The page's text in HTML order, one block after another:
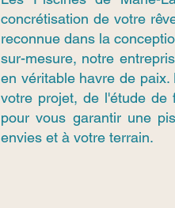
concrétisation de votre
reconnue dans la
sur-mesure, notre
en véritable havre de
votre projet, de l'étude de
pour vous garantir une
envies et à votre terrain.